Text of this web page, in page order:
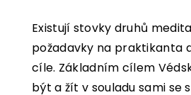
Existují stovky druhů
požadavky na praktikanta
cíle. Základním cílem
být a žít v souladu sami se